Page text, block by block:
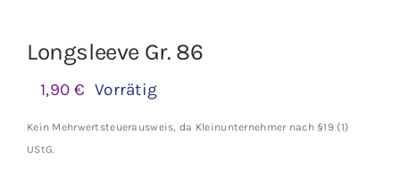
Longsleeve Gr. 86
1,90€ Vorrätig
Kein Mehrwertsteuerausweis, da Kleinunternehmer nach §19 (1)
UStG.